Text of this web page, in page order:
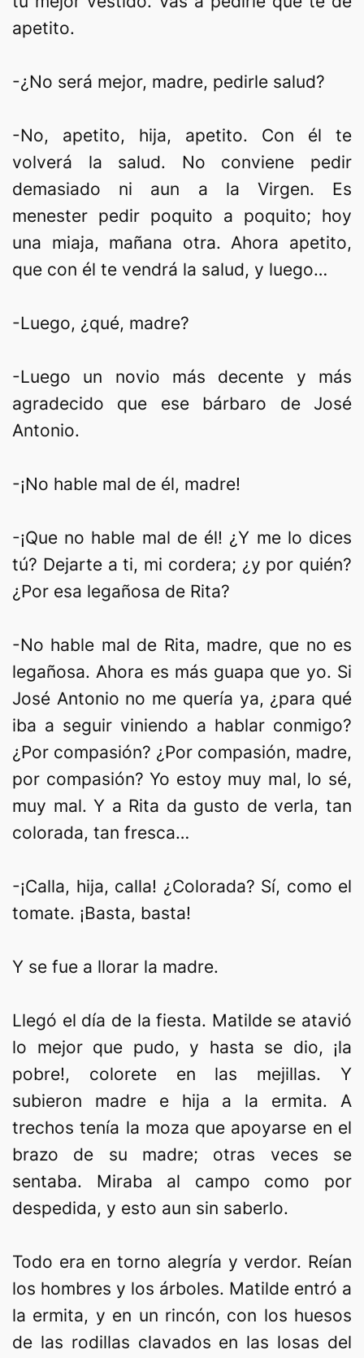
apetito.
-¿No será mejor, madre, pedirle salud?
-No, apetito, hija, apetito. Con él te
volverá la salud. No conviene pedir
demasiado ni aun a la Virgen. Es
menester pedir poquito a poquito; hoy
una miaja, mañana otra. Ahora apetito,
que con él te vendrá la salud, y luego…
-Luego, ¿qué, madre?
-Luego un novio más decente y más
agradecido que ese bárbaro de José
Antonio.
-¡No hable mal de él, madre!
-¡Que no hable mal de él! ¿Y me lo dices
tú? Dejarte a ti, mi cordera; ¿y por quién?
¿Por esa legañosa de Rita?
-No hable mal de Rita, madre, que no es
legañosa. Ahora es más guapa que yo. Si
José Antonio no me quería ya, ¿para qué
iba a seguir viniendo a hablar conmigo?
¿Por compasión? ¿Por compasión, madre,
por compasión? Yo estoy muy mal, lo sé,
muy mal. Y a Rita da gusto de verla, tan
colorada, tan fresca…
-¡Calla, hija, calla! ¿Colorada? Sí, como el
tomate. ¡Basta, basta!
Y se fue a llorar la madre.
Llegó el día de la fiesta. Matilde se atavió
lo mejor que pudo, y hasta se dio, ¡la
pobre!, colorete en las mejillas. Y
subieron madre e hija a la ermita. A
trechos tenía la moza que apoyarse en el
brazo de su madre; otras veces se
sentaba. Miraba al campo como por
despedida, y esto aun sin saberlo.
Todo era en torno alegría y verdor. Reían
los hombres y los árboles. Matilde entró a
la ermita, y en un rincón, con los huesos
de las rodillas clavados en las losas del